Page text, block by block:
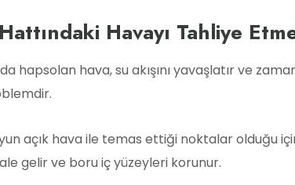
Havayı Tahliye
hapsolan hava, su akışını yavaşlatır ve
açık hava ile temas ettiği noktalar olduğu
gelir ve boru iç yüzeyleri korunur.